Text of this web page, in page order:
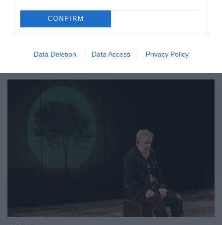
CONFIRM
Data Deletion Data Access Privacy Policy
Νύχτα τρόμου για τον Νίκο Βέρτη – Ήταν στο
Τελ Αβίβ την ώρα των βομβαρδισμών (vid)
12.05.2021 - 11:37